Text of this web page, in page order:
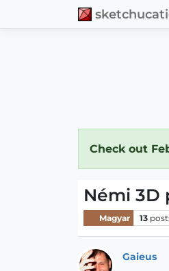
Check out
Némi 3D
Magyar 13
Gaieus